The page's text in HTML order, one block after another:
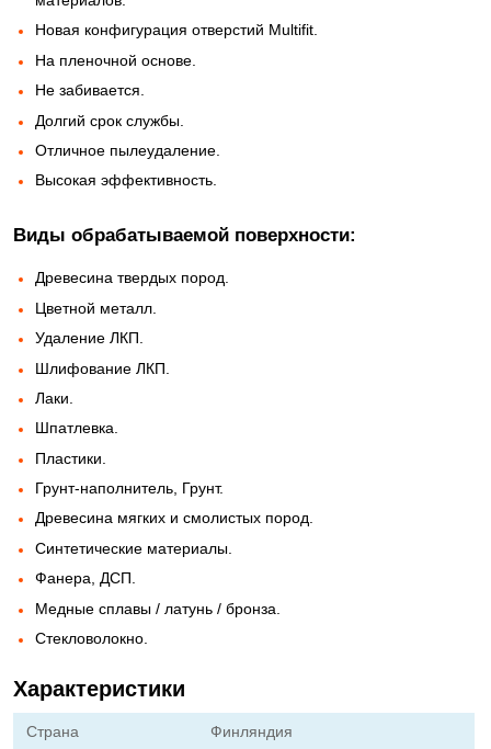
Новая конфигурация отверстий Multifit.
На пленочной основе.
Не забивается.
Долгий срок службы.
Отличное пылеудаление.
Высокая эффективность.
Виды обрабатываемой поверхности:
Древесина твердых пород.
Цветной металл.
Удаление ЛКП.
Шлифование ЛКП.
Лаки.
Шпатлевка.
Пластики.
Грунт-наполнитель, Грунт.
Древесина мягких и смолистых пород.
Синтетические материалы.
Фанера, ДСП.
Медные сплавы / латунь / бронза.
Стекловолокно.
Характеристики
Страна
Финляндия